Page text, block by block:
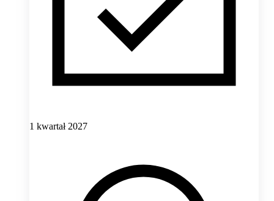
1 kwartał 2027